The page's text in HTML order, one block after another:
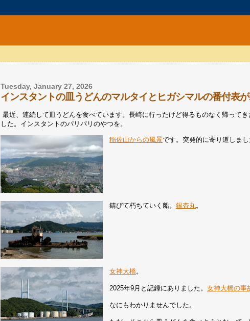
Tuesday, January 27, 2026
インスタントの皿うどんのマルタイとヒガシマルの番付表
最近、連続して皿うどんを食べています。長崎に行ったけど得るものなく帰って
した。インスタントのパリパリのやつを。
稲佐山からの風景です。突発的に寄り道しまし
錆びて朽ちていく船。銀杏丸。
女神大橋。
2025年9月と記録にありました。女神大橋の事
なにもわかりませんでした。